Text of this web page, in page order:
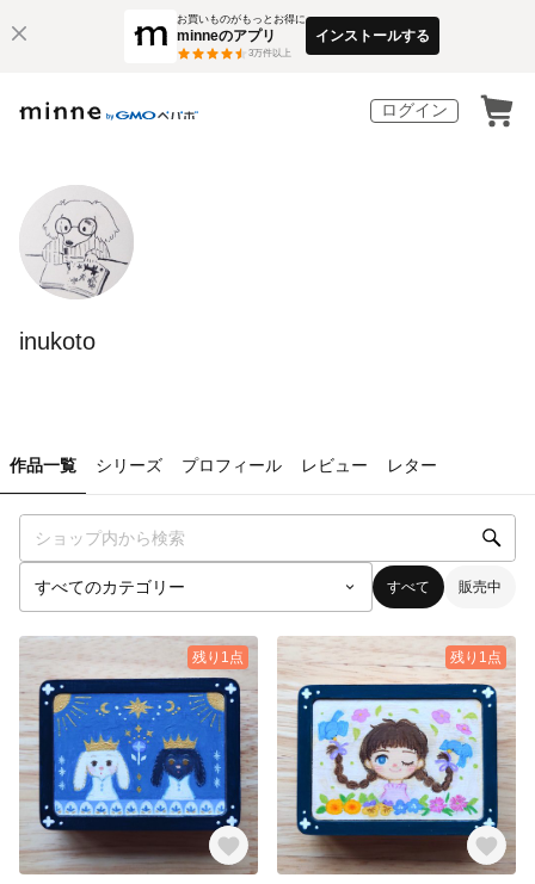
お買いものがもっとお得に
minneのアプリ
3万件以上
インストールする
ログイン
inukoto
作品一覧 シリーズ プロフィール レビュー レター
すべて 販売中
残り1点 残り1点